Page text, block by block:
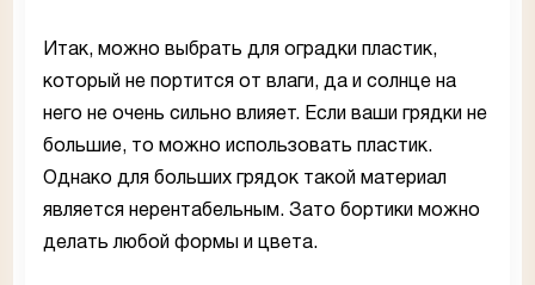
Итак, можно выбрать для оградки пластик,
который не портится от влаги, да и солнце на
него не очень сильно влияет. Если ваши грядки не
большие, то можно использовать пластик.
Однако для больших грядок такой материал
является нерентабельным. Зато бортики можно
делать любой формы и цвета.